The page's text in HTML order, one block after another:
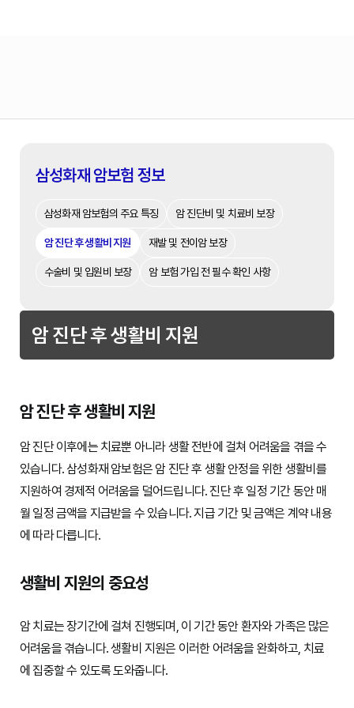
삼성화재 암보험 정보
삼성화재 암보험의 주요 특징 암 진단비 및 치료비 보장
암 진단 후 생활비 지원 재발 및 전이암 보장
수술비 및 입원비 보장 암 보험 가입 전 필수 확인 사항
암 진단 후 생활비 지원
암 진단 후 생활비 지원
암 진단 이후에는 치료뿐 아니라 생활 전반에 걸쳐 어려움을 겪을 수
있습니다. 삼성화재 암보험은 암 진단 후 생활 안정을 위한 생활비를
지원하여 경제적 어려움을 덜어드립니다. 진단 후 일정 기간 동안 매
월 일정 금액을 지급받을 수 있습니다. 지급 기간 및 금액은 계약 내용
에 따라 다릅니다.
생활비 지원의 중요성
암 치료는 장기간에 걸쳐 진행되며, 이 기간 동안 환자와 가족은 많은
어려움을 겪습니다. 생활비 지원은 이러한 어려움을 완화하고, 치료
에 집중할 수 있도록 도와줍니다.